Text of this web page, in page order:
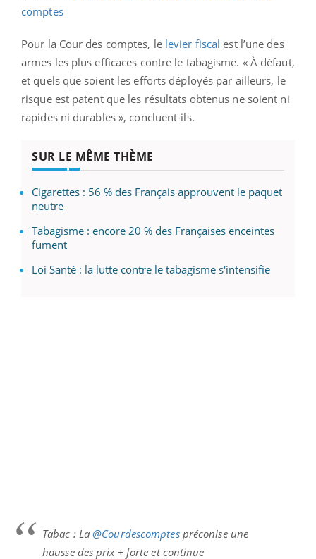
comptes
Pour la Cour des comptes, le levier fiscal est l’une des
armes les plus efficaces contre le tabagisme. « À défaut,
et quels que soient les efforts déployés par ailleurs, le
risque est patent que les résultats obtenus ne soient ni
rapides ni durables », concluent-ils.
SUR LE MÊME THÈME
Cigarettes : 56 % des Français approuvent le paquet
neutre
Tabagisme : encore 20 % des Françaises enceintes
fument
Loi Santé : la lutte contre le tabagisme s'intensifie
Tabac : La@Courdescomptespréconise une
hausse des prix + forte et continue